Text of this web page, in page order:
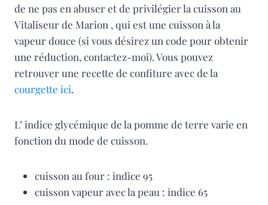
de ne pas en abuser et de privilégier la cuisson au
Vitaliseur de Marion , qui est une cuisson à la
vapeur douce (si vous désirez un code pour obtenir
une réduction, contactez-moi). Vous pouvez
retrouver une recette de confiture avec de la
courgette ici.
L’ indice glycémique de la pomme de terre varie en
fonction du mode de cuisson.
cuisson au four : indice 95
cuisson vapeur avec la peau : indice 65